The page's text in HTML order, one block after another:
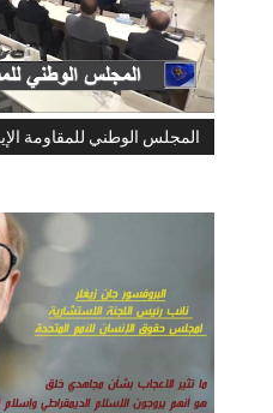
المجلس الوطني للمقاومة